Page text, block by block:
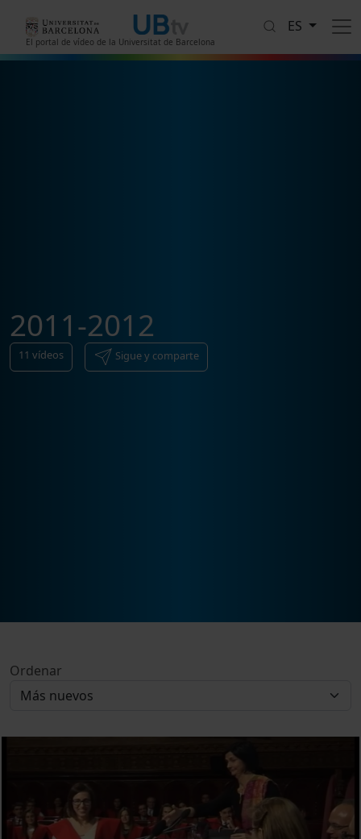
El portal de vídeo de la Universitat de Barcelona
ES
2011-2012
11 vídeos Sigue y comparte
Ordenar